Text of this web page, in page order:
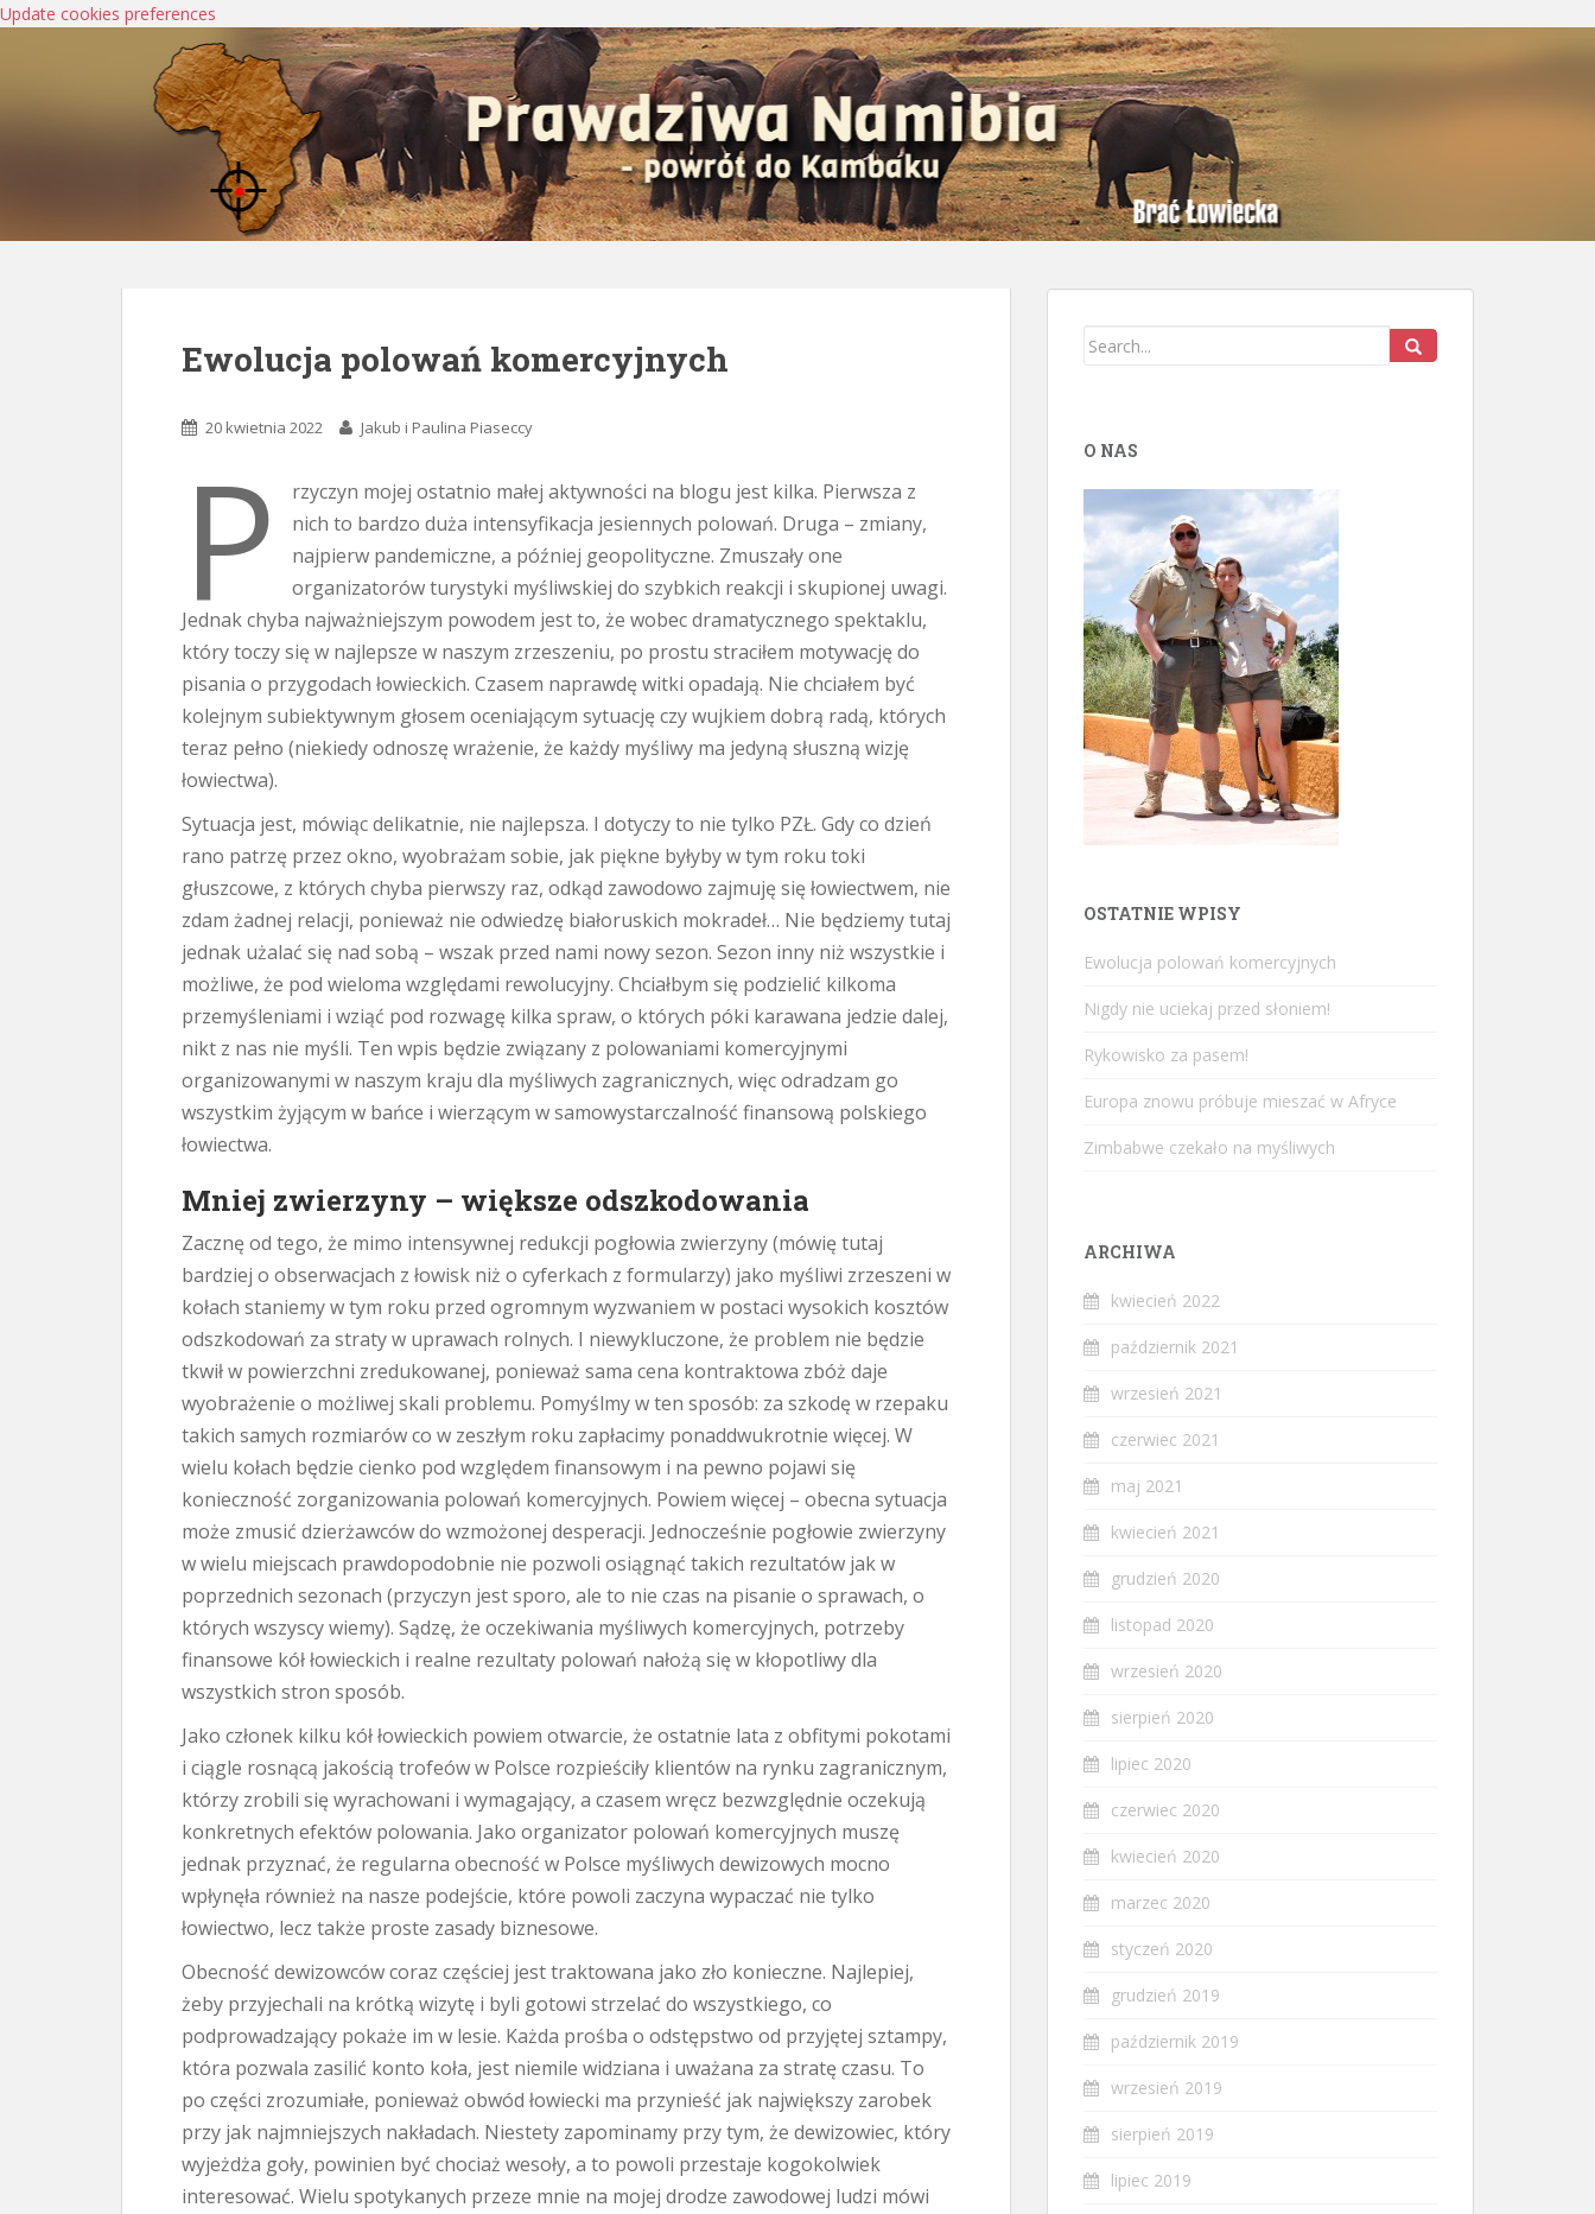
Update cookies preferences
Ewolucja polowań komercyjnych
20 kwietnia 2022 Jakub i Paulina Piaseccy
P
rzyczyn mojej ostatnio małej aktywności na blogu jest kilka. Pierwsza z
nich to bardzo duża intensyfikacja jesiennych polowań. Druga – zmiany,
najpierw pandemiczne, a później geopolityczne. Zmuszały one
organizatorów turystyki myśliwskiej do szybkich reakcji i skupionej uwagi.
Jednak chyba najważniejszym powodem jest to, że wobec dramatycznego spektaklu,
który toczy się w najlepsze w naszym zrzeszeniu, po prostu straciłem motywację do
pisania o przygodach łowieckich. Czasem naprawdę witki opadają. Nie chciałem być
kolejnym subiektywnym głosem oceniającym sytuację czy wujkiem dobrą radą, których
teraz pełno (niekiedy odnoszę wrażenie, że każdy myśliwy ma jedyną słuszną wizję
łowiectwa).
Sytuacja jest, mówiąc delikatnie, nie najlepsza. I dotyczy to nie tylko PZŁ. Gdy co dzień
rano patrzę przez okno, wyobrażam sobie, jak piękne byłyby w tym roku toki
głuszcowe, z których chyba pierwszy raz, odkąd zawodowo zajmuję się łowiectwem, nie
zdam żadnej relacji, ponieważ nie odwiedzę białoruskich mokradeł… Nie będziemy tutaj
jednak użalać się nad sobą – wszak przed nami nowy sezon. Sezon inny niż wszystkie i
możliwe, że pod wieloma względami rewolucyjny. Chciałbym się podzielić kilkoma
przemyśleniami i wziąć pod rozwagę kilka spraw, o których póki karawana jedzie dalej,
nikt z nas nie myśli. Ten wpis będzie związany z polowaniami komercyjnymi
organizowanymi w naszym kraju dla myśliwych zagranicznych, więc odradzam go
wszystkim żyjącym w bańce i wierzącym w samowystarczalność finansową polskiego
łowiectwa.
Mniej zwierzyny – większe odszkodowania
Zacznę od tego, że mimo intensywnej redukcji pogłowia zwierzyny (mówię tutaj
bardziej o obserwacjach z łowisk niż o cyferkach z formularzy) jako myśliwi zrzeszeni w
kołach staniemy w tym roku przed ogromnym wyzwaniem w postaci wysokich kosztów
odszkodowań za straty w uprawach rolnych. I niewykluczone, że problem nie będzie
tkwił w powierzchni zredukowanej, ponieważ sama cena kontraktowa zbóż daje
wyobrażenie o możliwej skali problemu. Pomyślmy w ten sposób: za szkodę w rzepaku
takich samych rozmiarów co w zeszłym roku zapłacimy ponaddwukrotnie więcej. W
wielu kołach będzie cienko pod względem finansowym i na pewno pojawi się
konieczność zorganizowania polowań komercyjnych. Powiem więcej – obecna sytuacja
może zmusić dzierżawców do wzmożonej desperacji. Jednocześnie pogłowie zwierzyny
w wielu miejscach prawdopodobnie nie pozwoli osiągnąć takich rezultatów jak w
poprzednich sezonach (przyczyn jest sporo, ale to nie czas na pisanie o sprawach, o
których wszyscy wiemy). Sądzę, że oczekiwania myśliwych komercyjnych, potrzeby
finansowe kół łowieckich i realne rezultaty polowań nałożą się w kłopotliwy dla
wszystkich stron sposób.
Jako członek kilku kół łowieckich powiem otwarcie, że ostatnie lata z obfitymi pokotami
i ciągle rosnącą jakością trofeów w Polsce rozpieściły klientów na rynku zagranicznym,
którzy zrobili się wyrachowani i wymagający, a czasem wręcz bezwzględnie oczekują
konkretnych efektów polowania. Jako organizator polowań komercyjnych muszę
jednak przyznać, że regularna obecność w Polsce myśliwych dewizowych mocno
wpłynęła również na nasze podejście, które powoli zaczyna wypaczać nie tylko
łowiectwo, lecz także proste zasady biznesowe.
Obecność dewizowców coraz częściej jest traktowana jako zło konieczne. Najlepiej,
żeby przyjechali na krótką wizytę i byli gotowi strzelać do wszystkiego, co
podprowadzający pokaże im w lesie. Każda prośba o odstępstwo od przyjętej sztampy,
która pozwala zasilić konto koła, jest niemile widziana i uważana za stratę czasu. To
po części zrozumiałe, ponieważ obwód łowiecki ma przynieść jak największy zarobek
przy jak najmniejszych nakładach. Niestety zapominamy przy tym, że dewizowiec, który
wyjeżdża goły, powinien być chociaż wesoły, a to powoli przestaje kogokolwiek
interesować. Wielu spotykanych przeze mnie na mojej drodze zawodowej ludzi mówi
O NAS
OSTATNIE WPISY
Ewolucja polowań komercyjnych
Nigdy nie uciekaj przed słoniem!
Rykowisko za pasem!
Europa znowu próbuje mieszać w Afryce
Zimbabwe czekało na myśliwych
ARCHIWA
kwiecień 2022
październik 2021
wrzesień 2021
czerwiec 2021
maj 2021
kwiecień 2021
grudzień 2020
listopad 2020
wrzesień 2020
sierpień 2020
lipiec 2020
czerwiec 2020
kwiecień 2020
marzec 2020
styczeń 2020
grudzień 2019
październik 2019
wrzesień 2019
sierpień 2019
lipiec 2019